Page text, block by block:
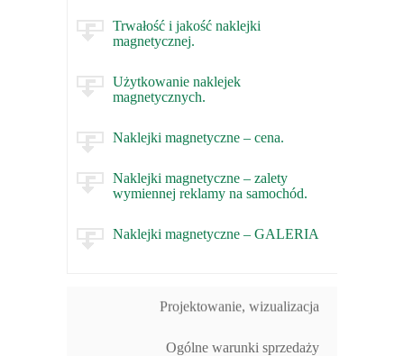
Trwałość i jakość naklejki
magnetycznej.
Użytkowanie naklejek
magnetycznych.
Naklejki magnetyczne – cena.
Naklejki magnetyczne – zalety
wymiennej reklamy na samochód.
Naklejki magnetyczne – GALERIA
Projektowanie, wizualizacja
Ogólne warunki sprzedaży